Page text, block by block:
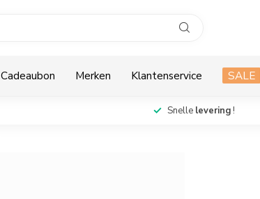
Cadeaubon Merken Klantenservice SALE
Snelle levering!